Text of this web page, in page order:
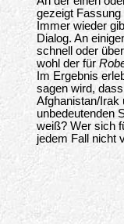
gezeigt
Immer wieder
Dialog. An
schnell oder
wohl der für
Im Ergebnis
sagen wird,
Afghanistan/Irak
unbedeutenden
weiß? Wer sich
jedem Fall nicht